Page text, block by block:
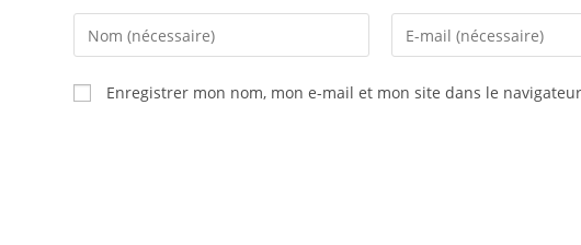
Enregistrer mon nom, mon e-mail et mon site dans le